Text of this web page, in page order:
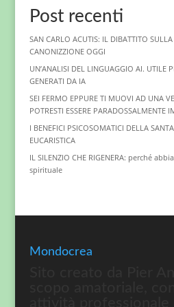
Post recenti
SAN CARLO ACUTIS: IL DIBATTITO SULLA
CANONIZZIONE OGGI
UN’ANALISI DEL LINGUAGGIO AI. UTILE
GENERATI DA IA
SEI FERMO EPPURE TI MUOVI AD UNA
POTRESTI ESSERE PARADOSSALMENTE
I BENEFICI PSICOSOMATICI DELLA
EUCARISTICA
IL SILENZIO CHE RIGENERA: perché
spirituale
Mondocrea